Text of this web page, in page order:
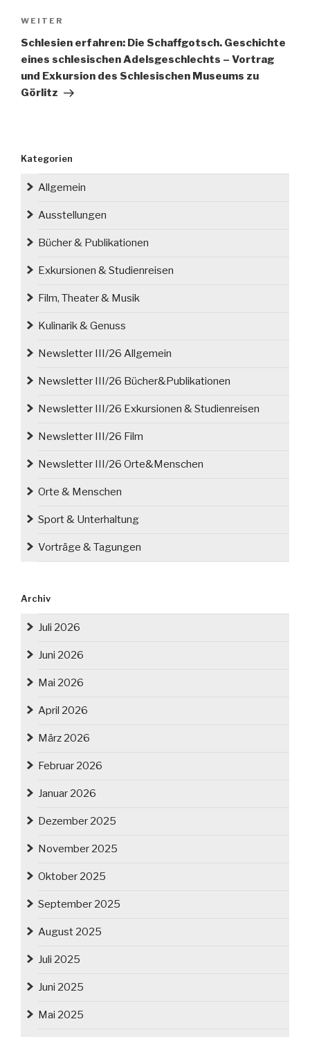
Nächster
Beitrag
WEITER
Schlesien erfahren: Die Schaffgotsch. Geschichte
eines schlesischen Adelsgeschlechts – Vortrag
und Exkursion des Schlesischen Museums zu
Görlitz
Kategorien
Allgemein
Ausstellungen
Bücher & Publikationen
Exkursionen & Studienreisen
Film, Theater & Musik
Kulinarik & Genuss
Newsletter III/26 Allgemein
Newsletter III/26 Bücher&Publikationen
Newsletter III/26 Exkursionen & Studienreisen
Newsletter III/26 Film
Newsletter III/26 Orte&Menschen
Orte & Menschen
Sport & Unterhaltung
Vorträge & Tagungen
Archiv
Juli 2026
Juni 2026
Mai 2026
April 2026
März 2026
Februar 2026
Januar 2026
Dezember 2025
November 2025
Oktober 2025
September 2025
August 2025
Juli 2025
Juni 2025
Mai 2025